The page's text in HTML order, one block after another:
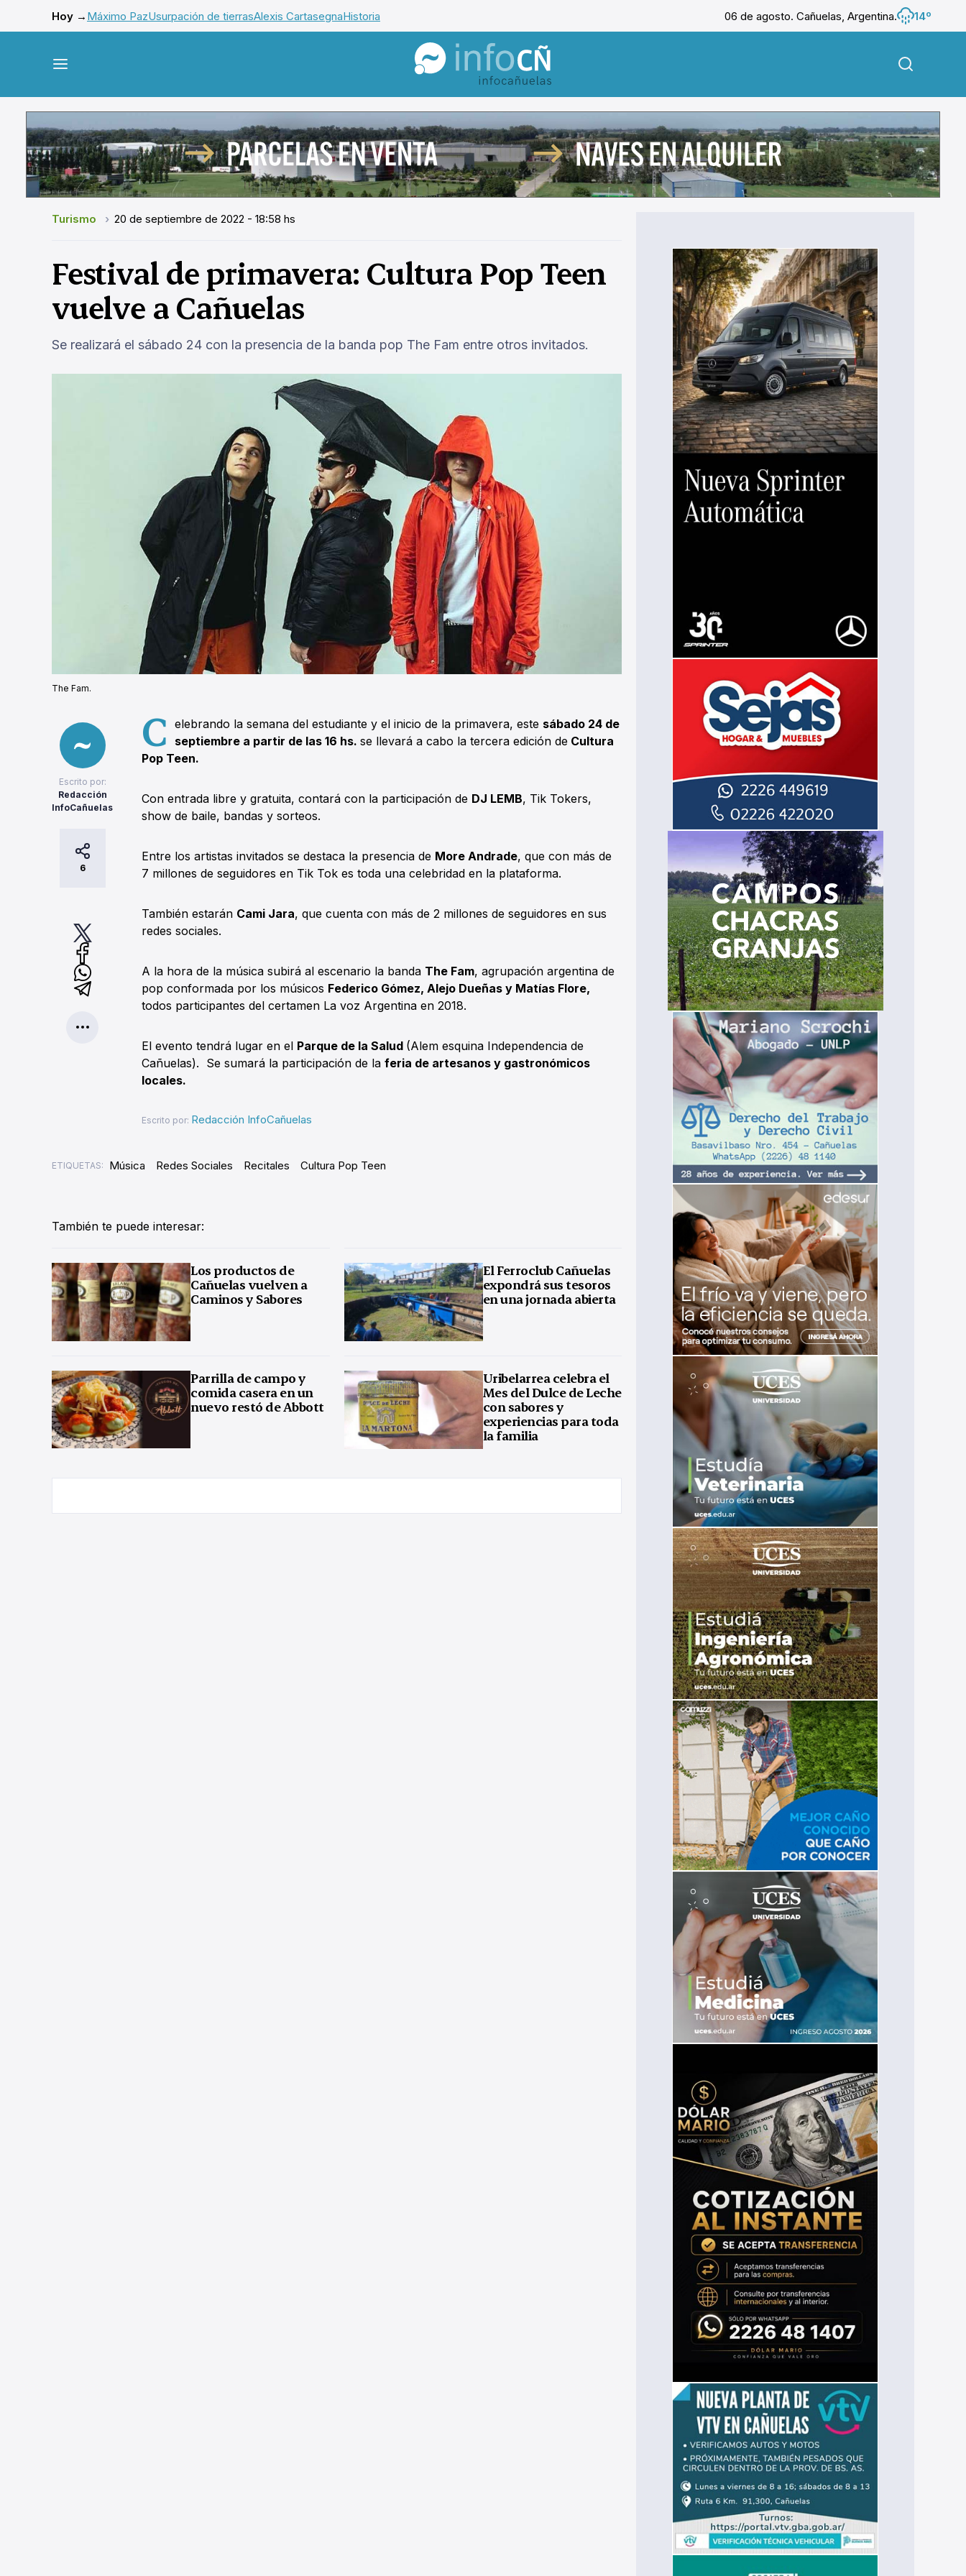
Hoy → Máximo PazUsurpación de tierrasAlexis CartasegnaHistoria 06 de agosto. Cañuelas, Argentina.
14º
InfoCañuelas
Turismo 20 de septiembre de 2022 - 18:58 hs
Festival de primavera: Cultura Pop Teen
vuelve a Cañuelas
Se realizará el sábado 24 con la presencia de la banda pop The Fam entre otros invitados.
The Fam.
Escrito por:
Redacción
InfoCañuelas
6
C elebrando la semana del estudiante y el inicio de la primavera, este sábado 24 de
septiembre a partir de las 16 hs.se llevará a cabo la tercera edición de Cultura
Pop Teen.
Con entrada libre y gratuita, contará con la participación de DJ LEMB, Tik Tokers,
show de baile, bandas y sorteos.
Entre los artistas invitados se destaca la presencia de More Andrade, que con más de
7 millones de seguidores en Tik Tok es toda una celebridad en la plataforma.
También estarán Cami Jara, que cuenta con más de 2 millones de seguidores en sus
redes sociales.
A la hora de la música subirá al escenario la banda The Fam, agrupación argentina de
pop conformada por los músicos Federico Gómez, Alejo Dueñas y Matías Flore,
todos participantes del certamen La voz Argentina en 2018.
El evento tendrá lugar en el Parque de la Salud (Alem esquina Independencia de
Cañuelas). Se sumará la participación de la feria de artesanos y gastronómicos
locales.
Escrito por: Redacción InfoCañuelas
ETIQUETAS: Música Redes Sociales Recitales Cultura Pop Teen
También te puede interesar:
Los productos de
Cañuelas vuelven a
Caminos y Sabores
El Ferroclub Cañuelas
expondrá sus tesoros
en una jornada abierta
Parrilla de campo y
comida casera en un
nuevo restó de Abbott
Uribelarrea celebra el
Mes del Dulce de Leche
con sabores y
experiencias para toda
la familia